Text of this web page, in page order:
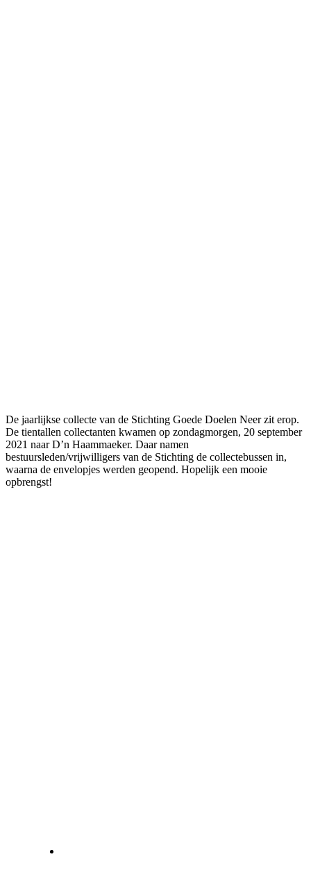
De jaarlijkse collecte van de Stichting Goede Doelen Neer zit erop.
De tientallen collectanten kwamen op zondagmorgen, 20 september
2021 naar D’n Haammaeker. Daar namen
bestuursleden/vrijwilligers van de Stichting de collectebussen in,
waarna de envelopjes werden geopend. Hopelijk een mooie
opbrengst!